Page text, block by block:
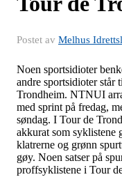
Postet av Melhus
Noen sportsidioter
andre sportsidioter står
Trondheim. NTNUI
med sprint på fredag,
søndag. I Tour de
akkurat som syklistene
klatrerne og grønn
gøy. Noen satser på
proffsyklistene i Tour